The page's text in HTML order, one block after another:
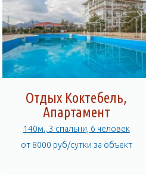
Отдых Коктебель,
Апартамент
140м.,.3 спальни, 6 человек
от 8000 руб/сутки за объект